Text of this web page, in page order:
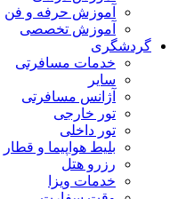
آموزش حرفه و فن
آموزش تخصصی
گردشگری
خدمات مسافرتی
سایر
آژانس مسافرتی
تور خارجی
تور داخلی
بلیط هواپیما و قطار
رزرو هتل
خدمات ویزا